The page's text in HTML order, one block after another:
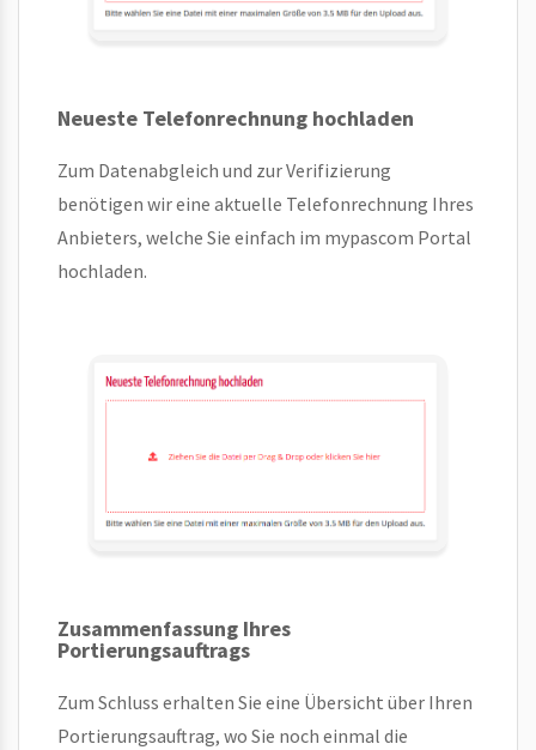
Neueste Telefonrechnung hochladen
Zum Datenabgleich und zur Verifizierung
benötigen wir eine aktuelle Telefonrechnung Ihres
Anbieters, welche Sie einfach im mypascom Portal
hochladen.
Zusammenfassung Ihres
Portierungsauftrags
Zum Schluss erhalten Sie eine Übersicht über Ihren
Portierungsauftrag, wo Sie noch einmal die